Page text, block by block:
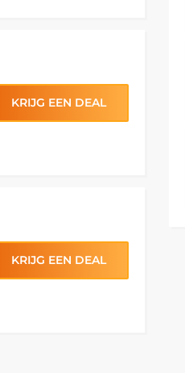
KRIJG EEN DEAL
KRIJG EEN DEAL